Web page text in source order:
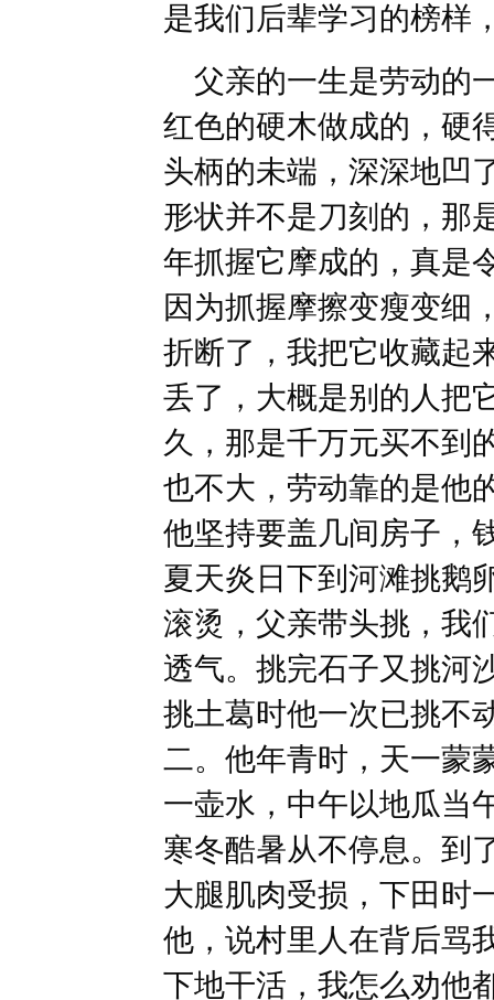
是我们后辈学习的榜样
父亲的一生是劳动的
红色的硬木做成的，硬
头柄的未端，深深地凹
形状并不是刀刻的，那
年抓握它摩成的，真是
因为抓握摩擦变瘦变细
折断了，我把它收藏起
丢了，大概是别的人把
久，那是千万元买不到
也不大，劳动靠的是他
他坚持要盖几间房子，
夏天炎日下到河滩挑鹅
滚烫，父亲带头挑，我
透气。挑完石子又挑河
挑土葛时他一次已挑不
二。他年青时，天一蒙
一壶水，中午以地瓜当
寒冬酷暑从不停息。到
大腿肌肉受损，下田时
他，说村里人在背后骂
下地干活，我怎么劝他